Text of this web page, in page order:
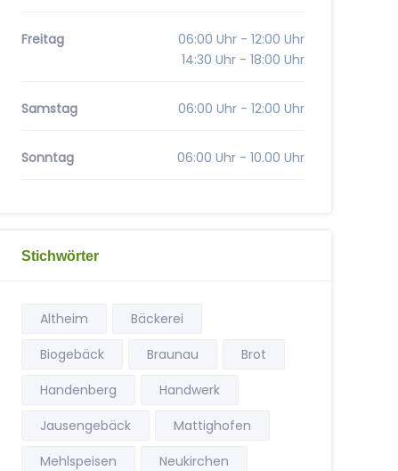
Freitag
06:00 Uhr - 12:00 Uhr
14:30 Uhr - 18:00 Uhr
Samstag 06:00 Uhr - 12:00 Uhr
Sonntag 06:00 Uhr - 10.00 Uhr
Stichwörter
Altheim
Bäckerei
Biogebäck
Braunau
Brot
Handenberg
Handwerk
Jausengebäck
Mattighofen
Mehlspeisen
Neukirchen